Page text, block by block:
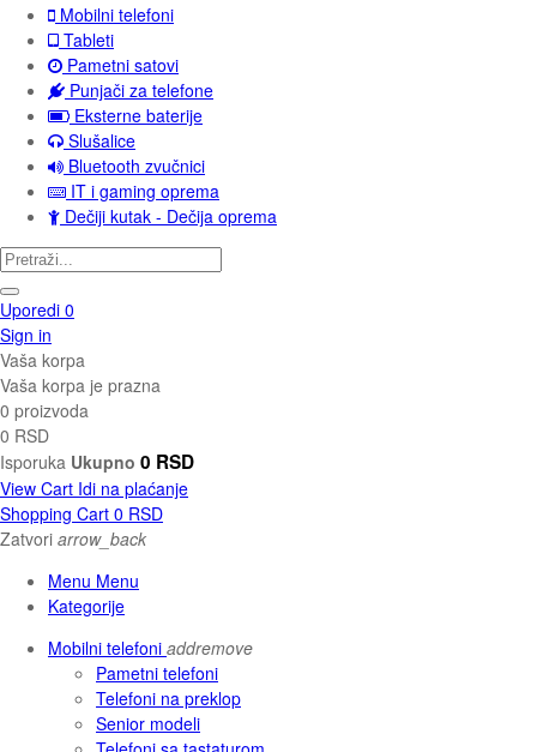
Mobilni telefoni
Tableti
Pametni satovi
Punjači za telefone
Eksterne baterije
Slušalice
Bluetooth zvučnici
IT i gaming oprema
Dečiji kutak - Dečija oprema
Uporedi 0
Sign in
Vaša korpa
Vaša korpa je prazna
0 proizvoda
0 RSD
Isporuka Ukupno 0 RSD
View Cart Idi na plaćanje
Shopping Cart 0 RSD
Zatvori arrow_back
Menu Menu
Kategorije
Mobilni telefoni addremove
Pametni telefoni
Telefoni na preklop
Senior modeli